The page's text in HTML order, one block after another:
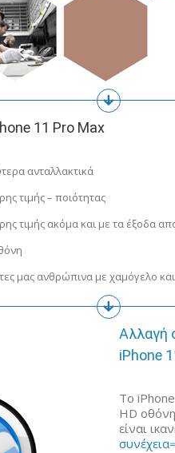
11 Pro Max
ανταλλακτικά
τιμής – ποιότητας
τιμής ακόμα και με τα έξοδα
μας ανθρώπινα με χαμόγελο
Αλλαγή
iPhone
Το iPhone
HD
είναι